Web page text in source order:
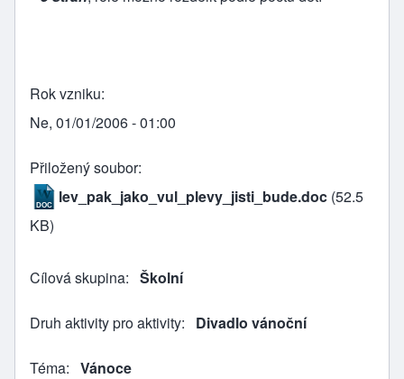
Rok vzniku
Ne, 01/01/2006 - 01:00
Přiložený soubor
lev_pak_jako_vul_plevy_jisti_bude.doc (52.5
KB)
Cílová skupina Školní
Druh aktivity pro aktivity Divadlo vánoční
Téma Vánoce